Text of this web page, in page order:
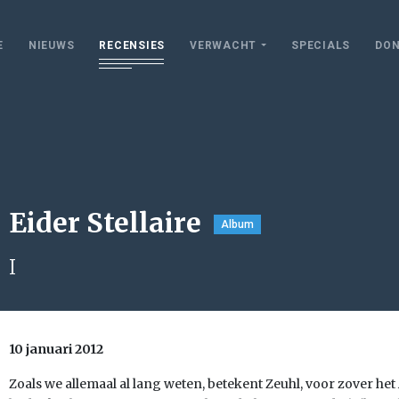
NIEUWS RECENSIES VERWACHT SPECIALS
Eider Stellaire Album
I
10 januari 2012
Zoals we allemaal al lang weten, betekent Zeuhl, voor zover